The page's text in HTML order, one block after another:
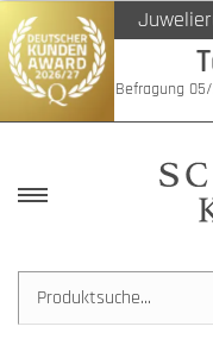
Befragung